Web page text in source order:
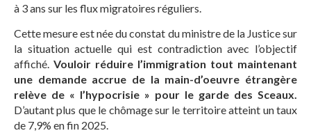
à 3 ans sur les flux migratoires réguliers.
Cette mesure est née du constat du ministre de la Justice sur
la situation actuelle qui est contradiction avec l’objectif
affiché. Vouloir réduire l’immigration tout maintenant
une demande accrue de la main-d’oeuvre étrangère
relève de « l’hypocrisie » pour le garde des Sceaux.
D’autant plus que le chômage sur le territoire atteint un taux
de 7,9% en fin 2025.